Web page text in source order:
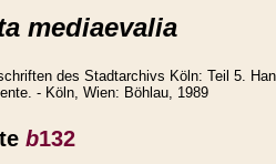
mediaevalia
des Stadtarchivs Köln: Teil 5.
- Köln, Wien: Böhlau, 1989
b132